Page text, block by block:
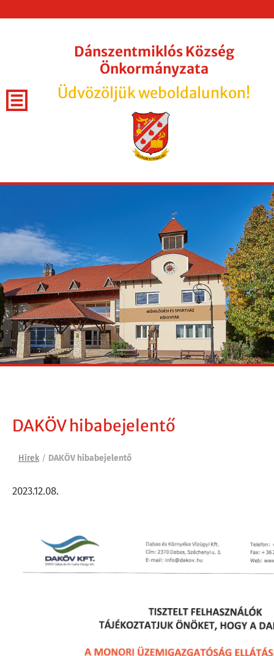
Dánszentmiklós Község
Önkormányzata
Üdvözöljük weboldalunkon!
DAKÖV hibabejelentő
Hírek / DAKÖV hibabejelentő
2023.12.08.